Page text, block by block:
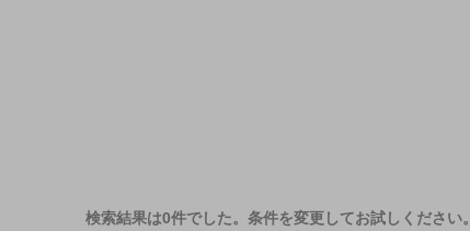
検索結果は0件でした。 条件を変更してお試しください。